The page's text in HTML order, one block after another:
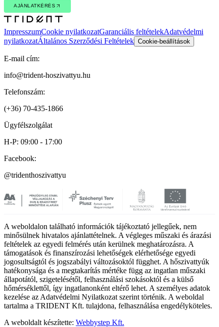
AJÁNLATKÉRÉS
AJÁNLATKÉRÉS
ImpresszumCookie nyilatkozatGaranciális feltételekAdatvédelmi
nyilatkozatÁltalános Szerződési Feltételek Cookie-beállítások
E-mail cím:
info@trident-hoszivattyu.hu
Telefonszám:
(+36) 70-435-1866
Ügyfélszolgálat
H-P: 09:00 - 17:00
Facebook:
@tridenthoszivattyu
A weboldalon található információk tájékoztató jellegűek, nem
minősülnek hivatalos ajánlattételnek. A végleges műszaki és árazási
feltételek az egyedi felmérés után kerülnek meghatározásra. A
támogatások és finanszírozási lehetőségek elérhetősége egyedi
jogosultságtól és jogszabályi változásoktól függhet. A hőszivattyúk
hatékonysága és a megtakarítás mértéke függ az ingatlan műszaki
állapotától, szigetelésétől, felhasználási szokásoktól és a külső
hőmérséklettől, így ingatlanonként eltérő lehet. A személyes adatok
kezelése az Adatvédelmi Nyilatkozat szerint történik. A weboldal
tartalma a TRIDENT Kft. tulajdona, felhasználása engedélyköteles.
A weboldalt készítette: Webbystep Kft.